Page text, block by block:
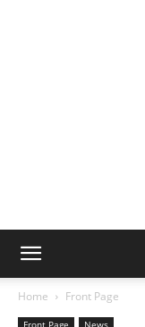
Home Front Page
Front Page News